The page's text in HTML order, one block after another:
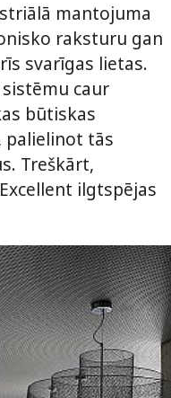
mantojuma
raksturu gan
svarīgas lietas.
caur
būtiskas
palielinot tās
Treškārt,
ilgtspējas